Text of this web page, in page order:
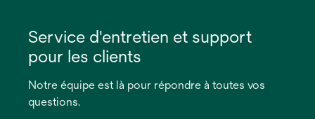
dans
nouvel
onglet
Service d'entretien et support
pour les clients
Notre équipe est là pour répondre à toutes vos
questions.